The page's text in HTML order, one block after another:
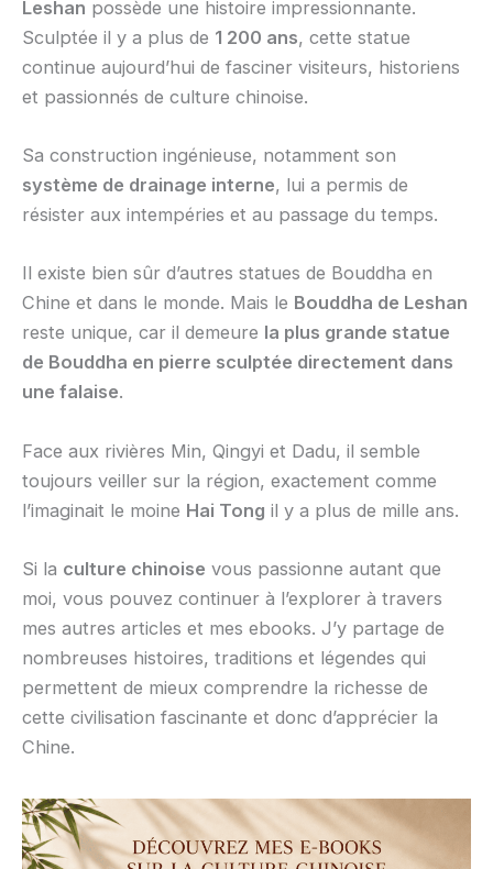
Leshan possède une histoire impressionnante.
Sculptée il y a plus de 1 200 ans, cette statue
continue aujourd’hui de fasciner visiteurs, historiens
et passionnés de culture chinoise.
Sa construction ingénieuse, notamment son
système de drainage interne, lui a permis de
résister aux intempéries et au passage du temps.
Il existe bien sûr d’autres statues de Bouddha en
Chine et dans le monde. Mais le Bouddha de Leshan
reste unique, car il demeure la plus grande statue
de Bouddha en pierre sculptée directement dans
une falaise.
Face aux rivières Min, Qingyi et Dadu, il semble
toujours veiller sur la région, exactement comme
l’imaginait le moine Hai Tong il y a plus de mille ans.
Si la culture chinoise vous passionne autant que
moi, vous pouvez continuer à l’explorer à travers
mes autres articles et mes ebooks. J’y partage de
nombreuses histoires, traditions et légendes qui
permettent de mieux comprendre la richesse de
cette civilisation fascinante et donc d’apprécier la
Chine.